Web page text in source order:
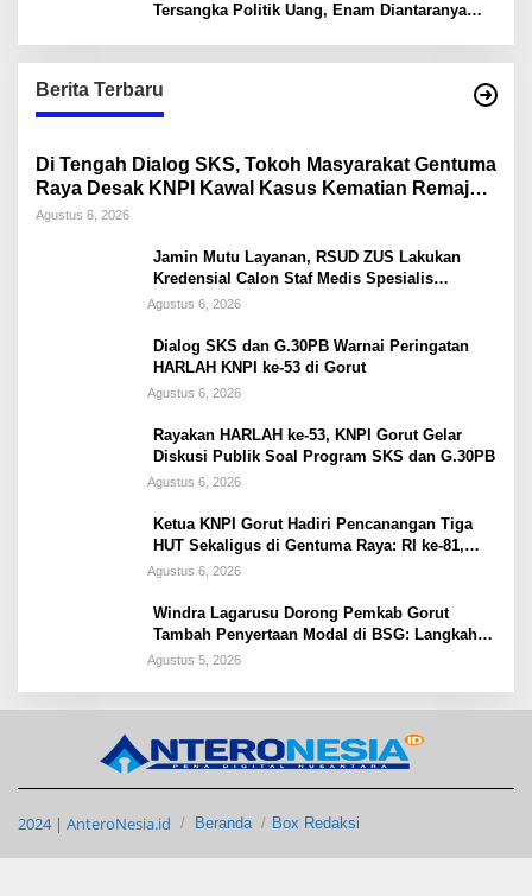
Tersangka Politik Uang, Enam Diantaranya
Berita Terbaru
Di Tengah Dialog SKS, Tokoh Masyarakat Gentuma
Raya Desak KNPI Kawal Kasus Kematian Remaja
yang Masih Misteri
Agustus 6, 2026
Jamin Mutu Layanan, RSUD ZUS Lakukan
Kredensial Calon Staf Medis Spesialis
Konservasi Gigi
Agustus 6, 2026
Dialog SKS dan G.30PB Warnai Peringatan
HARLAH KNPI ke-53 di Gorut
Agustus 6, 2026
Rayakan HARLAH ke-53, KNPI Gorut Gelar
Diskusi Publik Soal Program SKS dan G.30PB
Agustus 6, 2026
Ketua KNPI Gorut Hadiri Pencanangan Tiga
HUT Sekaligus di Gentuma Raya: RI ke-81,
Pramuka ke-65, dan Kecamatan ke-17
Agustus 6, 2026
Windra Lagarusu Dorong Pemkab Gorut
Tambah Penyertaan Modal di BSG: Langkah
Strategis Perkuat Fiskal Daerah
Agustus 5, 2026
2024 | AnteroNesia.id Beranda Box Redaksi